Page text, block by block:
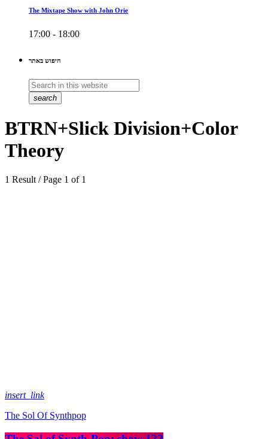
The Mixtape Show with John Orie
17:00 - 18:00
חיפוש באתר
search
BTRN+Slick Division+Color
Theory
1 Result / Page 1 of 1
insert_link
The Sol Of Synthpop